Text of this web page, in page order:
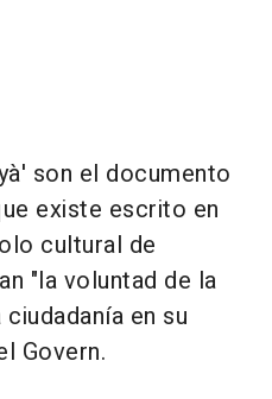
son el documento
existe escrito en
cultural de
"la voluntad de la
en su
Govern.